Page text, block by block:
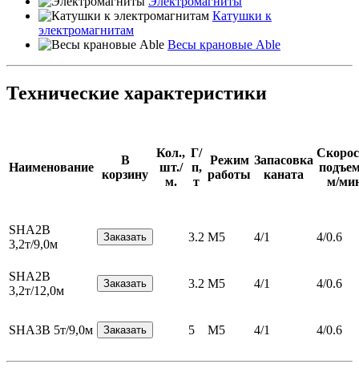
Катушки к
электромагнитам
Весы крановые Able
Технические характеристики
Наименование
В
корзину
Кол.,
шт./
м.
Г/
п,
т
Режим
работы
Запасовка
каната
м/
SHA2B
3,2т/9,0м
3.2 M5 4/1 4/0.6
SHA2B
3,2т/12,0м
3.2 M5 4/1 4/0.6
SHA3B 5т/9,0м 5 M5 4/1 4/0.6